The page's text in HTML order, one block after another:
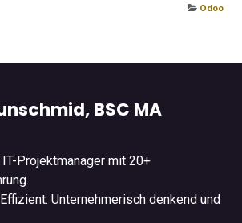
Odoo
BSC MA
Projektmanager mit 20+
Unternehmerisch denkend und